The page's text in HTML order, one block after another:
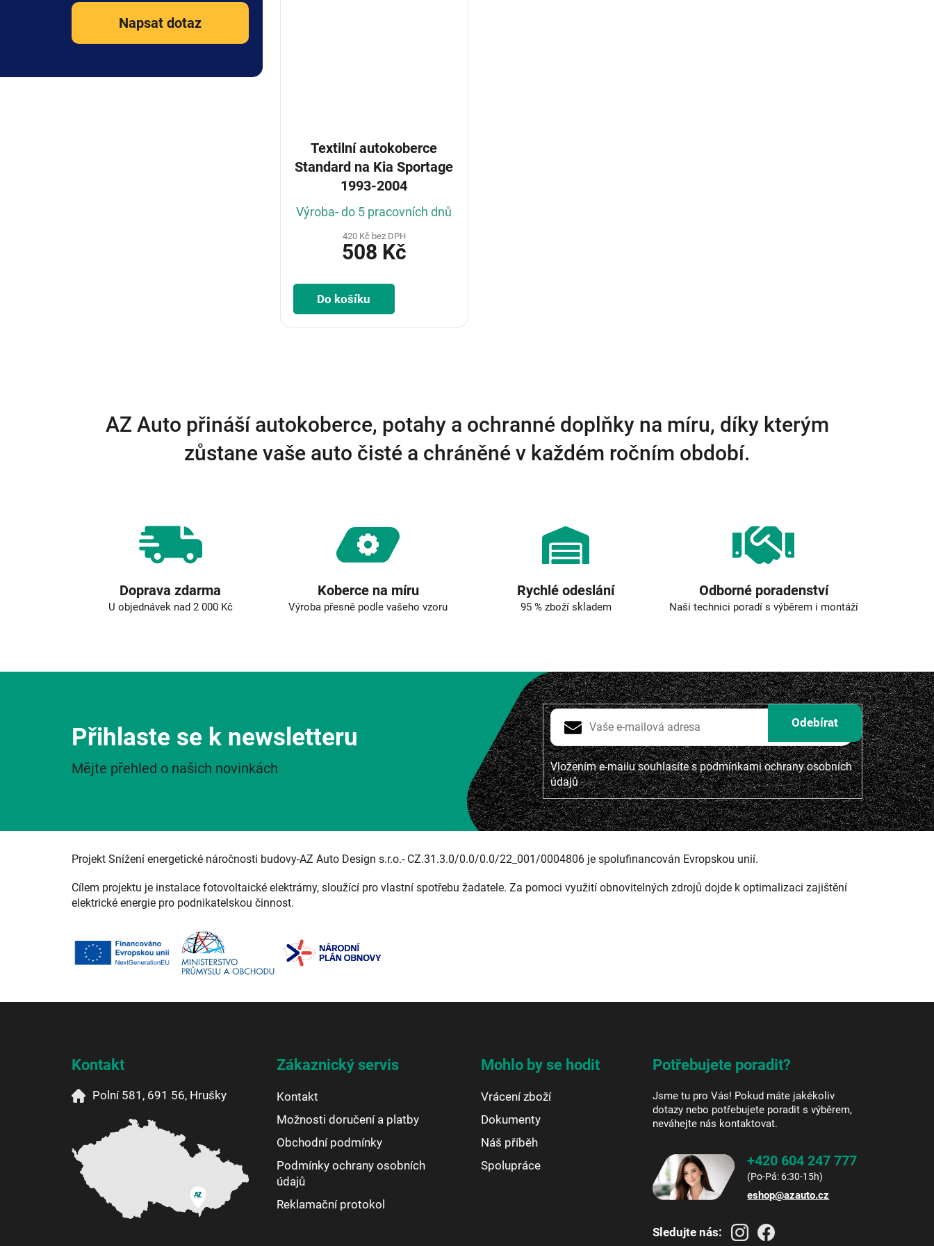
Napsat dotaz
Textilní autokoberce
Standard na Kia Sportage
1993-2004
Výroba- do 5 pracovních dnů
420 Kč bez DPH
508 Kč
Do košíku
a
c
í
p
ý
p
i
u
AZ Auto přináší autokoberce, potahy a ochranné doplňky na míru, díky kterým
zůstane vaše auto čisté a chráněné v každém ročním období.
Doprava zdarma
U objednávek nad 2 000 Kč
Koberce na míru
Výroba přesně podle vašeho vzoru
Rychlé odeslání
95 % zboží skladem
Odborné poradenství
Naši technici poradí s výběrem i montáží
Vložením e-mailu souhlasíte spodmínkami ochrany osobních
údajů
Přihlaste se k newsletteru
Mějte přehled o našich novinkách
Projekt Snížení energetické náročnosti budovy-AZ Auto Design s.r.o.- CZ.31.3.0/0.0/0.0/22_001/0004806 je spolufinancován Evropskou unií.
Cílem projektu je instalace fotovoltaické elektrárny, sloužící pro vlastní spotřebu žadatele. Za pomoci využití obnovitelných zdrojů dojde k optimalizaci zajištění
elektrické energie pro podnikatelskou činnost.
Kontakt
Polní 581, 691 56, Hrušky
Zákaznický servis
Kontakt
Možnosti doručení a platby
Obchodní podmínky
Podmínky ochrany osobních
údajů
Reklamační protokol
Mohlo by se hodit
Vrácení zboží
Dokumenty
Náš příběh
Spolupráce
Potřebujete poradit?
Jsme tu pro Vás! Pokud máte jakékoliv
dotazy nebo potřebujete poradit s výběrem,
neváhejte nás kontaktovat.
+420 604 247 777
eshop@azauto.cz
Sledujte nás: